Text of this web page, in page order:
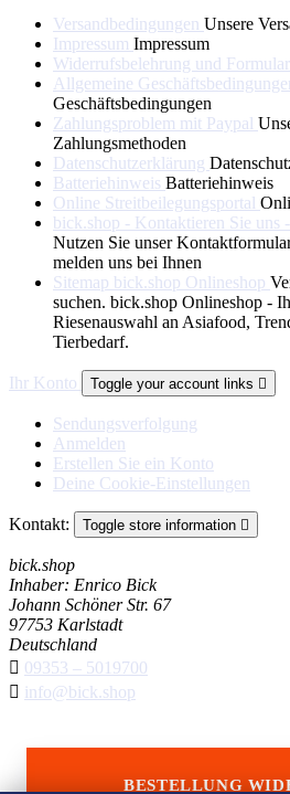
Versandbedingungen Unsere
Impressum Impressum
Widerrufsbelehrung und Formular
Allgemeine
Geschäftsbedingungen
Zahlungsproblem mit Paypal
Zahlungsmethoden
Datenschutzerklärung
Batteriehinweis Batteriehinweis
Online Streitbeilegungsportal
bick.shop - Kontaktieren Sie uns
Nutzen Sie unser
melden uns bei Ihnen
Sitemap bick.shop Onlineshop
suchen. bick.shop Onlineshop -
Riesenauswahl an Asiafood,
Tierbedarf.
Ihr Konto Toggle your account links 
Sendungsverfolgung
Anmelden
Erstellen Sie ein Konto
Deine Cookie-Einstellungen
Kontakt: Toggle store information 
bick.shop
Inhaber: Enrico Bick
Johann Schöner Str. 67
97753 Karlstadt
Deutschland
 09353 – 5019700
 info@bick.shop
BESTELLUNG